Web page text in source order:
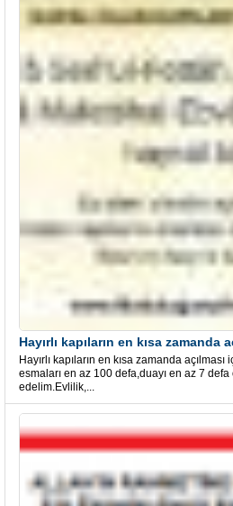
Hayırlı kapıların en kısa zamanda
esmaları en az 100 defa,duayı en az 7
edelim.Evlilik,...